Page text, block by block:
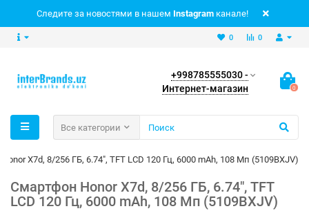
Следите за новостями в нашем Instagram канале!
0
0
+998785555030 -
Интернет-магазин
0
Все категории
X7d, 8/256 ГБ, 6.74", TFT LCD 120 Гц, 6000 mAh, 108 Мп (5109BXJV)
Смартфон Honor X7d, 8/256 ГБ, 6.74", TFT
LCD 120 Гц, 6000 mAh, 108 Мп (5109BXJV)